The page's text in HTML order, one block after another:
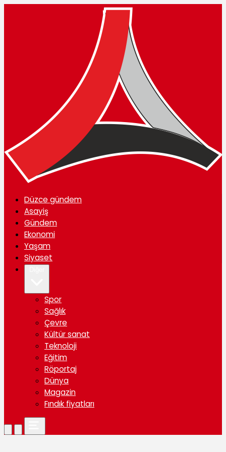
Düzce gündem
Asayiş
Gündem
Ekonomi
Yaşam
Siyaset
Spor
Sağlık
Çevre
Kültür sanat
Teknoloji
Eğitim
Röportaj
Dünya
Magazin
Fındık fiyatları